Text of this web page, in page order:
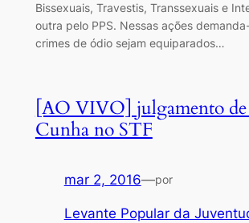
Bissexuais, Travestis, Transsexuais e
outra pelo PPS. Nessas ações
crimes de ódio sejam equiparados…
[AO VIVO] julgamento de
Cunha no STF
mar 2, 2016—por
Levante Popular da